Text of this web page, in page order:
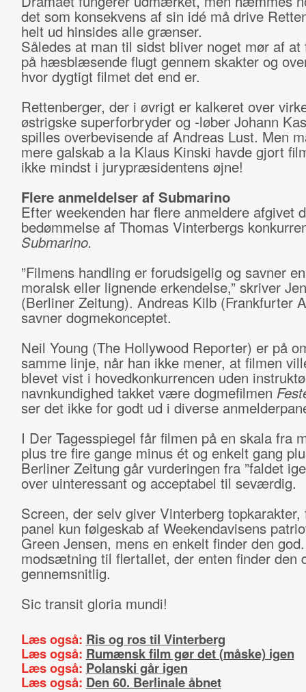
det som konsekvens af sin idé må drive
helt ud hinsides alle grænser.
Således at man til sidst bliver noget mør af at
på hæsblæsende flugt gennem skakter og
hvor dygtigt filmet det end er.
Rettenberger, der i øvrigt er kalkeret over
østrigske superforbryder og -løber Johann
spilles overbevisende af Andreas Lust. Men
mere galskab a la Klaus Kinski havde gjort
ikke mindst i jurypræsidentens øjne!
Flere anmeldelser af Submarino
Efter weekenden har flere anmeldere afgivet
bedømmelse af Thomas Vinterbergs
Submarino.
”Filmens handling er forudsigelig og savner
moralsk eller lignende erkendelse,” skriver
(Berliner Zeitung). Andreas Kilb (Frankfurter
savner dogmekonceptet.
Neil Young (The Hollywood Reporter) er på
samme linje, når han ikke mener, at filmen
blevet vist i hovedkonkurrencen uden
navnkundighed takket være dogmefilmen
ser det ikke for godt ud i diverse
I Der Tagesspiegel får filmen på en skala fra
plus tre fire gange minus ét og enkelt gang
Berliner Zeitung går vurderingen fra ”faldet
over uinteressant og acceptabel til seværdig.
Screen, der selv giver Vinterberg
panel kun følgeskab af Weekendavisens
Green Jensen, mens en enkelt finder den
modsætning til flertallet, der enten finder den
gennemsnitlig.
Sic transit gloria mundi!
Læs også: Ris og ros til Vinterberg
Læs også: Rumænsk film gør det (måske) igen
Læs også: Polanski går igen
Læs også: Den 60. Berlinale åbnet